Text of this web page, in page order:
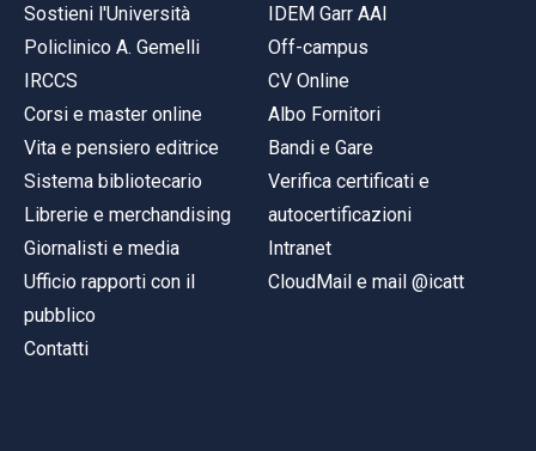
Sostieni l'Università
Policlinico A. Gemelli
IRCCS
Corsi e master online
Vita e pensiero editrice
Sistema bibliotecario
Librerie e merchandising
Giornalisti e media
Ufficio rapporti con il
pubblico
Contatti
IDEM Garr AAI
Off-campus
CV Online
Albo Fornitori
Bandi e Gare
Verifica certificati e
autocertificazioni
Intranet
CloudMail e mail @icatt